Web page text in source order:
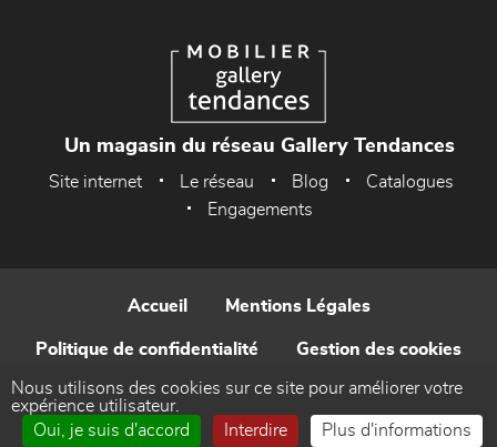
Un magasin du réseau Gallery Tendances
Site internet Le réseau Blog
Catalogues
Engagements
Accueil Mentions Légales
Politique de confidentialité Gestion des cookies
Contact
Nous utilisons des cookies sur ce site pour améliorer votre
expérience utilisateur.
Oui, je suis d'accord
Interdire Plus d'informations